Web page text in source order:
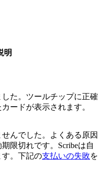
明
た。ツールチップに正確
ードが表示されます。
んでした。よくある原因
限切れです。Scribeは自
。下記の支払いの失敗を